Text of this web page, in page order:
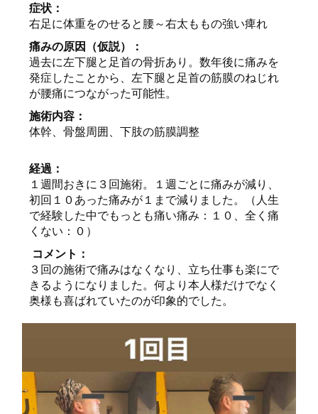
症状：
右足に体重をのせると腰～右太ももの強い痺れ
痛みの原因（仮説）：
過去に左下腿と足首の骨折あり。数年後に痛みを
発症したことから、左下腿と足首の筋膜のねじれ
が腰痛につながった可能性。
施術内容：
体幹、骨盤周囲、下肢の筋膜調整
経過：
１週間おきに３回施術。１週ごとに痛みが減り、
初回１０あった痛みが１まで減りました。（人生
で経験した中でもっとも痛い痛み：１０、全く痛
くない：０）
コメント：
３回の施術で痛みはなくなり、立ち仕事も楽にで
きるようになりました。何より本人様だけでなく
奥様も喜ばれていたのが印象的でした。